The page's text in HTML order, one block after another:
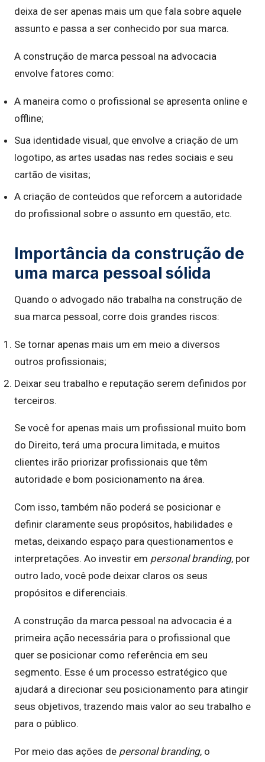
deixa de ser apenas mais um que fala sobre aquele
assunto e passa a ser conhecido por sua marca.
A construção de marca pessoal na advocacia
envolve fatores como:
A maneira como o profissional se apresenta online e
offline;
Sua identidade visual, que envolve a criação de um
logotipo, as artes usadas nas redes sociais e seu
cartão de visitas;
A criação de conteúdos que reforcem a autoridade
do profissional sobre o assunto em questão, etc.
Importância da construção de
uma marca pessoal sólida
Quando o advogado não trabalha na construção de
sua marca pessoal, corre dois grandes riscos:
Se tornar apenas mais um em meio a diversos
outros profissionais;
Deixar seu trabalho e reputação serem definidos por
terceiros.
Se você for apenas mais um profissional muito bom
do Direito, terá uma procura limitada, e muitos
clientes irão priorizar profissionais que têm
autoridade e bom posicionamento na área.
Com isso, também não poderá se posicionar e
definir claramente seus propósitos, habilidades e
metas, deixando espaço para questionamentos e
interpretações. Ao investir em personal branding, por
outro lado, você pode deixar claros os seus
propósitos e diferenciais.
A construção da marca pessoal na advocacia é a
primeira ação necessária para o profissional que
quer se posicionar como referência em seu
segmento. Esse é um processo estratégico que
ajudará a direcionar seu posicionamento para atingir
seus objetivos, trazendo mais valor ao seu trabalho e
para o público.
Por meio das ações de personal branding, o